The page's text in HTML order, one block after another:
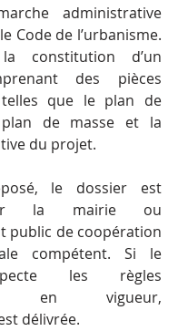
administrative
Code de l’urbanisme.
constitution d’un
des pièces
telles que le plan de
de masse et la
du projet.
le dossier est
la mairie ou
public de coopération
compétent. Si le
les règles
en vigueur,
délivrée.